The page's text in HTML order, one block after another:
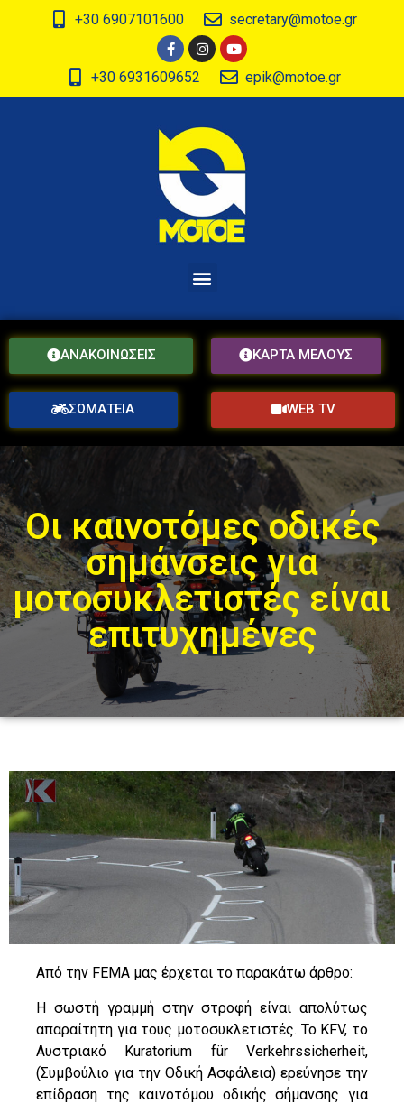
+30 6907101600 secretary@motoe.gr
+30 6931609652 epik@motoe.gr
ΑΝΑΚΟΙΝΩΣΕΙΣ ΚΑΡΤΑ ΜΕΛΟΥΣ
ΣΩΜΑΤΕΙΑ WEB TV
Οι καινοτόμες οδικές
σημάνσεις για
μοτοσυκλετιστές είναι
επιτυχημένες
Από την FEMA μας έρχεται το παρακάτω άρθρο:
Η σωστή γραμμή στην στροφή είναι απολύτως
απαραίτητη για τους μοτοσυκλετιστές. Το KFV, το
Αυστριακό Kuratorium für Verkehrssicherheit,
(Συμβούλιο για την Οδική Ασφάλεια) ερεύνησε την
επίδραση της καινοτόμου οδικής σήμανσης για